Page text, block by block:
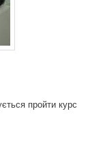
пройти курс